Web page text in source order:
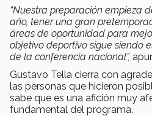
“Nuestra preparación empieza
año, tener una gran
áreas de oportunidad para
objetivo deportivo sigue siendo
de la conferencia nacional”,
Gustavo Tella cierra con
las personas que hicieron
sabe que es una afición muy
fundamental del programa.